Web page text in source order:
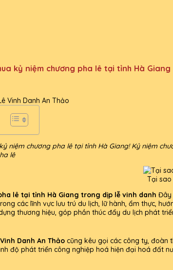
kỷ niệm chương pha lê tại tỉnh Hà Giang
Vinh Danh An Thảo
niệm chương pha lê tại tỉnh Hà Giang! Kỷ niệm
lê
Tại sao
lê tại tỉnh Hà Giang trong dịp lễ vinh danh Đây
các lĩnh vực lưu trú du lịch, lữ hành, ẩm thực,
thương hiệu, góp phần thúc đẩy du lịch phát
Danh An Thảo cũng kêu gọi các công ty, đoàn
độ phát triển công nghiệp hoá hiện đại hoá đất